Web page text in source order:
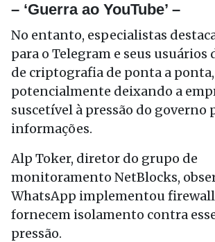
– ‘Guerra ao YouTube’ –
No entanto, especialistas
para o Telegram e seus usuários
de criptografia de ponta a ponta,
potencialmente deixando a
suscetível à pressão do governo
informações.
Alp Toker, diretor do grupo de
monitoramento NetBlocks,
WhatsApp implementou
fornecem isolamento contra
pressão.